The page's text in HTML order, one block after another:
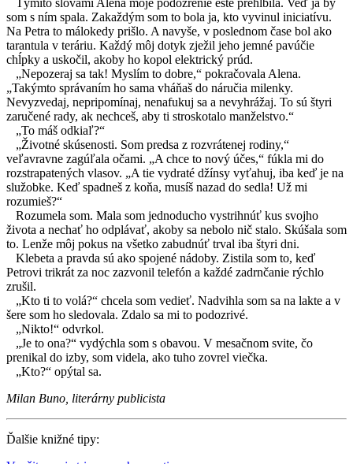
som s ním spala. Zakaždým som to bola ja, kto vyvinul iniciatívu.
Na Petra to málokedy prišlo. A navyše, v poslednom čase bol ako
tarantula v teráriu. Každý môj dotyk zježil jeho jemné pavúčie
chĺpky a uskočil, akoby ho kopol elektrický prúd.
„Nepozeraj sa tak! Myslím to dobre,“ pokračovala Alena.
„Takýmto správaním ho sama vháňaš do náručia milenky.
Nevyzvedaj, nepripomínaj, nenafukuj sa a nevyhrážaj. To sú štyri
zaručené rady, ak nechceš, aby ti stroskotalo manželstvo.“
„To máš odkiaľ?“
„Životné skúsenosti. Som predsa z rozvrátenej rodiny,“
veľavravne zagúľala očami. „A chce to nový účes,“ fúkla mi do
rozstrapatených vlasov. „A tie vydraté džínsy vyťahuj, iba keď je na
služobke. Keď spadneš z koňa, musíš nazad do sedla! Už mi
rozumieš?“
Rozumela som. Mala som jednoducho vystrihnúť kus svojho
života a nechať ho odplávať, akoby sa nebolo nič stalo. Skúšala som
to. Lenže môj pokus na všetko zabudnúť trval iba štyri dni.
Klebeta a pravda sú ako spojené nádoby. Zistila som to, keď
Petrovi trikrát za noc zazvonil telefón a každé zadrnčanie rýchlo
zrušil.
„Kto ti to volá?“ chcela som vedieť. Nadvihla som sa na lakte a v
šere som ho sledovala. Zdalo sa mi to podozrivé.
„Nikto!“ odvrkol.
„Je to ona?“ vydýchla som s obavou. V mesačnom svite, čo
prenikal do izby, som videla, ako tuho zovrel viečka.
„Kto?“ opýtal sa.
Milan Buno, literárny publicista
Ďalšie knižné tipy: